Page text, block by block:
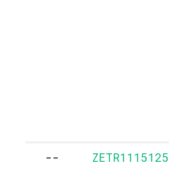
-- ZETR1115125